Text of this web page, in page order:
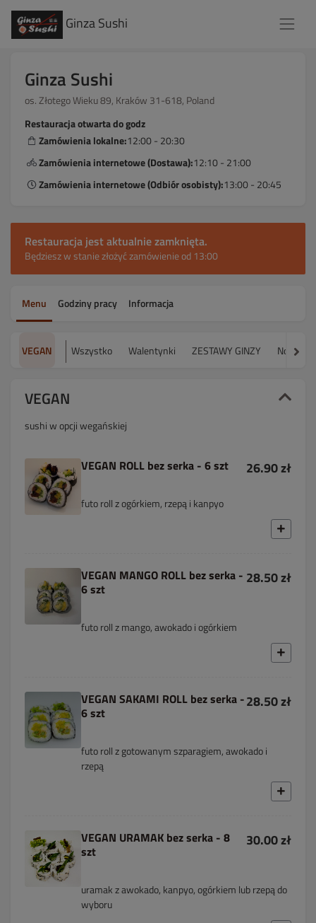
Ginza Sushi
Ginza Sushi
os. Złotego Wieku 89, Kraków 31-618, Poland
Restauracja otwarta do godz
Zamówienia lokalne:12:00 - 20:30
Zamówienia internetowe (Dostawa):12:10 - 21:00
Zamówienia internetowe (Odbiór osobisty):13:00 - 20:45
Restauracja jest aktualnie zamknięta.
Będziesz w stanie złożyć zamówienie od 13:00
Menu Godziny pracy Informacja
VEGAN Wszystko Walentynki ZESTAWY GINZY Nowości
VEGAN
sushi w opcji wegańskiej
VEGAN ROLL bez serka - 6 szt 26.90 zł
futo roll z ogórkiem, rzepą i kanpyo
VEGAN MANGO ROLL bez serka -
6 szt
28.50 zł
futo roll z mango, awokado i ogórkiem
VEGAN SAKAMI ROLL bez serka -
6 szt
28.50 zł
futo roll z gotowanym szparagiem, awokado i
rzepą
VEGAN URAMAK bez serka - 8
szt
30.00 zł
uramak z awokado, kanpyo, ogórkiem lub rzepą do
wyboru